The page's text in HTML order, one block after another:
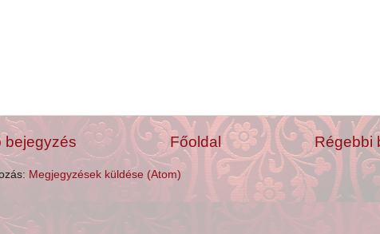
bejegyzés Régebbi
Főoldal
Megjegyzések küldése (Atom)